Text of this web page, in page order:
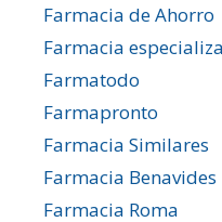
Farmacia de Ahorro
Farmacia
Farmatodo
Farmapronto
Farmacia Similares
Farmacia Benavides
Farmacia Roma